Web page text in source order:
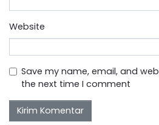
Website
Save my name, email, and
the next time I comment